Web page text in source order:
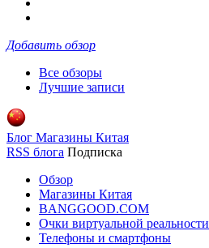
Добавить обзор
Все обзоры
Лучшие записи
Блог Магазины Китая
RSS блога Подписка
Обзор
Магазины Китая
BANGGOOD.COM
Очки виртуальной реальности
Телефоны и смартфоны